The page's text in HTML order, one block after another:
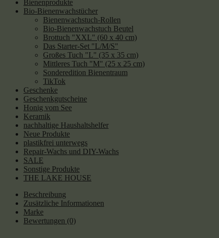
Bienenprodukte
Bio-Bienenwachstücher
Bienenwachstuch-Rollen
Bio-Bienenwachstuch Beutel
Brottuch "XXL" (60 x 40 cm)
Das Starter-Set "L/M/S"
Großes Tuch "L" (35 x 35 cm)
Mittleres Tuch "M" (25 x 25 cm)
Sonderedition Bienentraum
TikTok
Geschenke
Geschenkgutscheine
Honig vom See
Keramik
nachhaltige Haushaltshelfer
Neue Produkte
plastikfrei unterwegs
Repair-Wachs und DIY-Wachs
SALE
Sonstige Produkte
THE LAKE HOUSE
Beschreibung
Zusätzliche Informationen
Marke
Bewertungen (0)